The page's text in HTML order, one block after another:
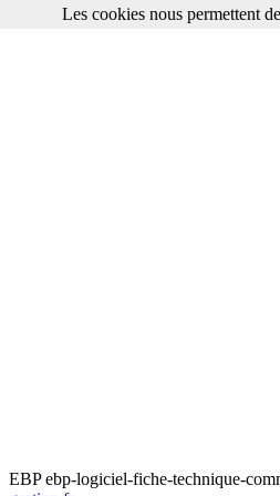
EBP ebp-logiciel-fiche-technique-
Les cookies nous permettent